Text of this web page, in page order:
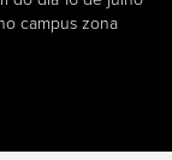
campus zona